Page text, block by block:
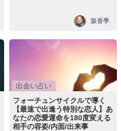
阪香季
出会い占い
フォーチュンサイクルで導く
【最速で出逢う特別な恋人】あ
なたの恋愛運命を180度変える
相手の容姿/内面/出来事